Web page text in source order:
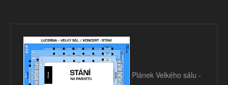
Plánek Velkého sálu -